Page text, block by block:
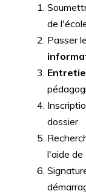
de
Passer
dossier
l'aide de